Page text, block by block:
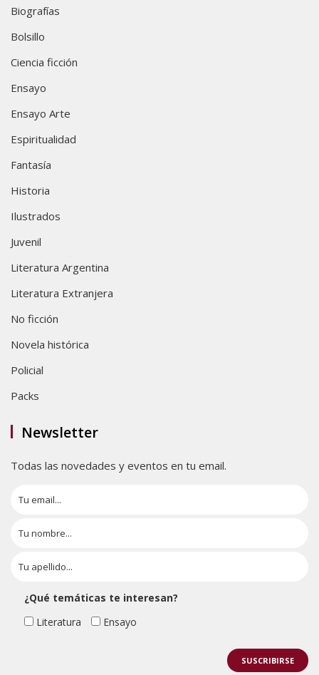
Biografías
Bolsillo
Ciencia ficción
Ensayo
Ensayo Arte
Espiritualidad
Fantasía
Historia
Ilustrados
Juvenil
Literatura Argentina
Literatura Extranjera
No ficción
Novela histórica
Policial
Packs
Newsletter
Todas las novedades y eventos en tu email.
¿Qué temáticas te interesan?
Literatura
Ensayo